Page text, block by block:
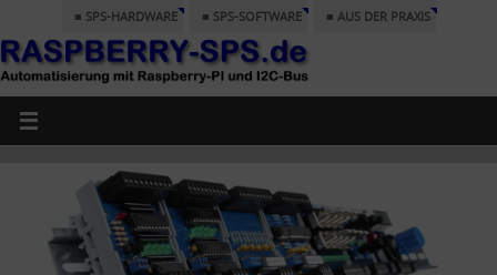
■ SPS-HARDWARE ■ SPS-SOFTWARE ■ AUS DER PRAXIS